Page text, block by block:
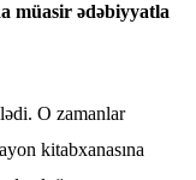
müasir ədəbiyyatla
O zamanlar
kitabxanasına